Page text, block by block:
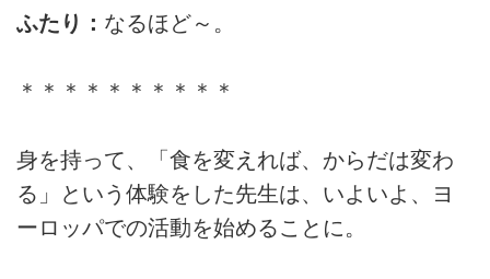
ための「ラクで、楽しい」食養生
輩、オオニシ恭子さんにお話を伺
を知りたい！と思った私たち。ま
ずはご自身のこれまでについて、
振り返っていただきました。
ふたり： なるほど～。
＊＊＊＊＊＊＊＊＊＊
身を持って、「食を変えれば、からだは変わ
る」という体験をした先生は、いよいよ、ヨ
ーロッパでの活動を始めることに。